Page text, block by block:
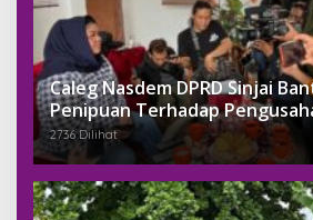
Caleg Nasdem DPRD Sinjai
Penipuan Terhadap
2736 Dilihat